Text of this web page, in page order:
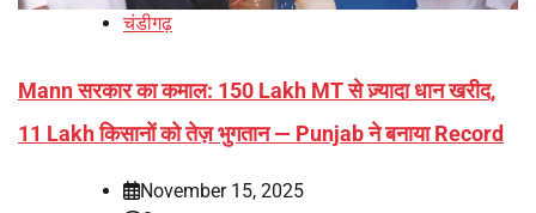
चंडीगढ़
Mann सरकार का कमाल: 150 Lakh MT से ज़्यादा धान खरीद,
11 Lakh किसानों को तेज़ भुगतान — Punjab ने बनाया Record
November 15, 2025